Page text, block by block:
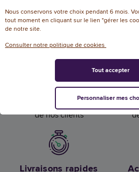
Confiance et satisfaction
de nos clients
Livraisons rapides
Nous conservons votre choix pendant 6 mois.
tout moment en cliquant sur le lien "gérer les
de notre site.
Consulter notre politique de cookies
Personnaliser mes
Tout accepter